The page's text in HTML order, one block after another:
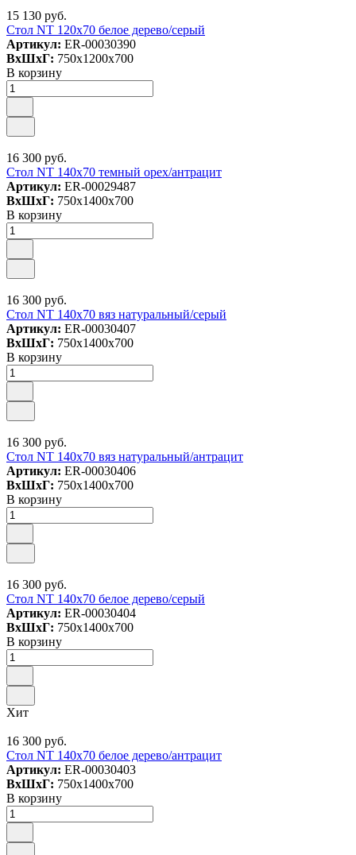
15 130 руб.
Стол NT 120x70 белое дерево/серый
Артикул: ER-00030390
ВxШxГ: 750x1200x700
В корзину
16 300 руб.
Стол NT 140x70 темный орех/антрацит
Артикул: ER-00029487
ВxШxГ: 750x1400x700
В корзину
16 300 руб.
Стол NT 140x70 вяз натуральный/серый
Артикул: ER-00030407
ВxШxГ: 750x1400x700
В корзину
16 300 руб.
Стол NT 140x70 вяз натуральный/антрацит
Артикул: ER-00030406
ВxШxГ: 750x1400x700
В корзину
16 300 руб.
Стол NT 140x70 белое дерево/серый
Артикул: ER-00030404
ВxШxГ: 750x1400x700
В корзину
Хит
16 300 руб.
Стол NT 140x70 белое дерево/антрацит
Артикул: ER-00030403
ВxШxГ: 750x1400x700
В корзину